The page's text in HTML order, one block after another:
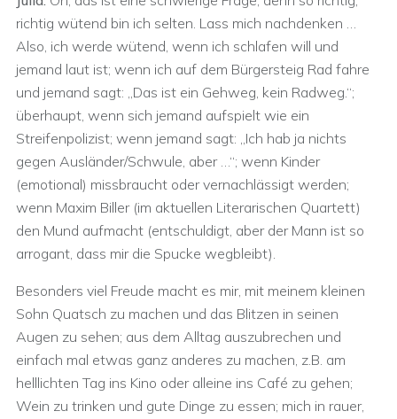
richtig wütend bin ich selten. Lass mich nachdenken …
Also, ich werde wütend, wenn ich schlafen will und
jemand laut ist; wenn ich auf dem Bürgersteig Rad fahre
und jemand sagt: „Das ist ein Gehweg, kein Radweg.“;
überhaupt, wenn sich jemand aufspielt wie ein
Streifenpolizist; wenn jemand sagt: „Ich hab ja nichts
gegen Ausländer/Schwule, aber …“; wenn Kinder
(emotional) missbraucht oder vernachlässigt werden;
wenn Maxim Biller (im aktuellen Literarischen Quartett)
den Mund aufmacht (entschuldigt, aber der Mann ist so
arrogant, dass mir die Spucke wegbleibt).
Besonders viel Freude macht es mir, mit meinem kleinen
Sohn Quatsch zu machen und das Blitzen in seinen
Augen zu sehen; aus dem Alltag auszubrechen und
einfach mal etwas ganz anderes zu machen, z.B. am
helllichten Tag ins Kino oder alleine ins Café zu gehen;
Wein zu trinken und gute Dinge zu essen; mich in rauer,